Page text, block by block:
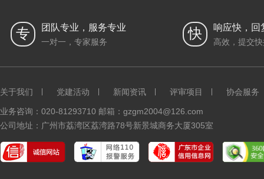
专 团队专业，服务专业
一对一，专家服务
快 响应快，回
高效，提交
关于我们 党建活动 新闻资讯 评审项目 协会服务
业务咨询：020-81293710 邮箱：gzgm2004@126.com
公司地址：广州市荔湾区荔湾路78号新景城商务大厦305室